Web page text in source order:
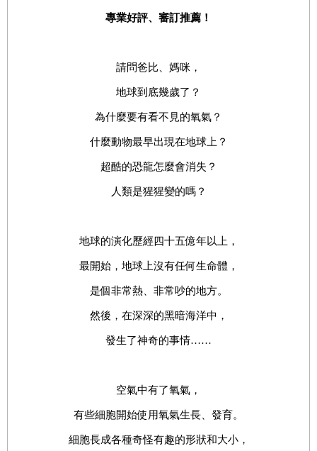
專業好評、審訂推薦！
請問爸比、媽咪，
地球到底幾歲了？
為什麼要有看不見的氧氣？
什麼動物最早出現在地球上？
超酷的恐龍怎麼會消失？
人類是猩猩變的嗎？
地球的演化歷經四十五億年以上，
最開始，地球上沒有任何生命體，
是個非常熱、非常吵的地方。
然後，在深深的黑暗海洋中，
發生了神奇的事情……
空氣中有了氧氣，
有些細胞開始使用氧氣生長、發育。
細胞長成各種奇怪有趣的形狀和大小，